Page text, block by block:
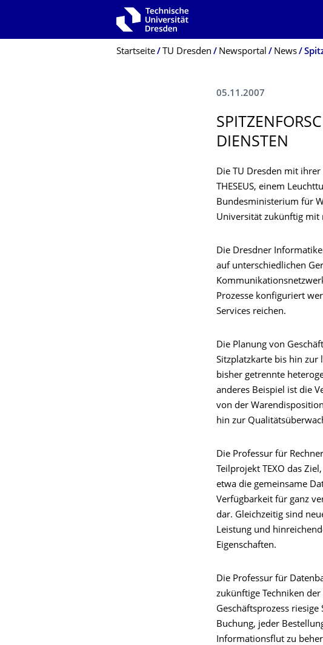
Zur Hauptnavigation springen
Breadcrumb-Menü
Startseite TU Dresden Newsportal News
05.11.2007
DIENSTEN
Die TU Dresden mit
THESEUS, einem
Bundesministerium für
Universität zukünftig mit
Die Dresdner
auf unterschiedlichen
Prozesse konfiguriert
Services reichen.
Die Planung von
Sitzplatzkarte bis hin
bisher getrennte
anderes Beispiel ist die
von der
hin zur
Die Professur für
Teilprojekt TEXO das
etwa die gemeinsame
Verfügbarkeit für ganz
dar. Gleichzeitig sind
Leistung und
Eigenschaften.
Die Professur für
zukünftige Techniken
Geschäftsprozess
Buchung, jeder
Informationsflut zu